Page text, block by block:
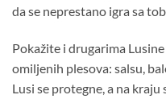
da se neprestano igra sa
Pokažite i drugarima
omiljenih plesova: salsu,
Lusi se protegne, a na